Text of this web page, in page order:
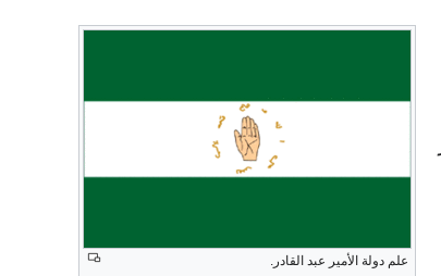
علم دولة الأمير عبد القادر.